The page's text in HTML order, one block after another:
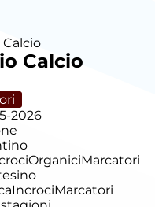
Calcio
2026
OrganiciMarcatori
IncrociMarcatori